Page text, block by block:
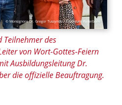
© Monsignore Dr. Gregor Tuszynski / Erzbistum Paderborn
Teilnehmer des
von Wort-Gottes-Feiern
Ausbildungsleitung Dr.
die offizielle Beauftragung.